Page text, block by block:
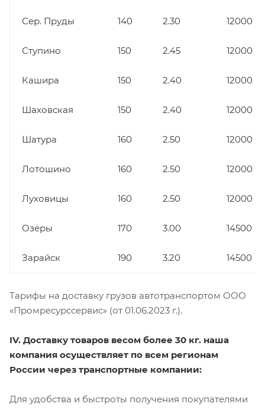
Сер. Пруды 140 2.30 12000
Ступино 150 2.45 12000
Кашира 150 2.40 12000
Шаховская 150 2.40 12000
Шатура 160 2.50 12000
Лотошино 160 2.50 12000
Луховицы 160 2.50 12000
Озёры 170 3.00 14500
Зарайск 190 3.20 14500
Тарифы на доставку грузов автотранспортом ООО
«Промресурссервис» (от 01.06.2023 г.).
IV. Доставку товаров весом более 30 кг. наша
компания осуществляет по всем регионам
России через транспортные компании:
Для удобства и быстроты получения покупателями